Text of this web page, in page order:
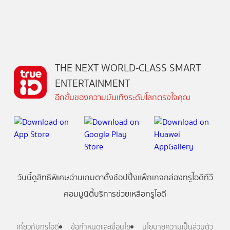
THE NEXT WORLD-CLASS SMART
ENTERTAINMENT
อีกขั้นของความบันเทิงระดับโลกตรงใจคุณ
วันนี้ดูสิทธิพิเศษอ่านเกมตาตั้งช้อปปิ้งแพ็กเกจกล่องทรูไอดีทีวี
คอมมูนิตี้บริการช่วยเหลือทรูไอดี
เกี่ยวกับทรูไอดี ข้อกำหนดและเงื่อนไข นโยบายความเป็นส่วนตัว